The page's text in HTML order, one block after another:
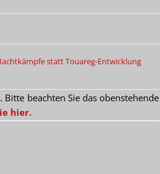
statt Touareg-Entwicklung
beachten Sie das obenstehende
hier.